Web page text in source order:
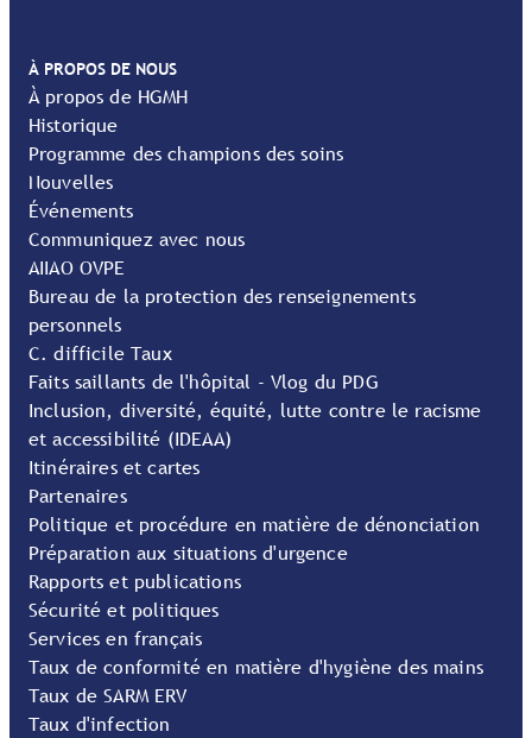
À PROPOS DE NOUS
À propos de HGMH
Historique
Programme des champions des soins
Nouvelles
Événements
Communiquez avec nous
AIIAO OVPE
Bureau de la protection des renseignements
personnels
C. difficile Taux
Faits saillants de l'hôpital - Vlog du PDG
Inclusion, diversité, équité, lutte contre le racisme
et accessibilité (IDEAA)
Itinéraires et cartes
Partenaires
Politique et procédure en matière de dénonciation
Préparation aux situations d'urgence
Rapports et publications
Sécurité et politiques
Services en français
Taux de conformité en matière d'hygiène des mains
Taux de SARM ERV
Taux d'infection